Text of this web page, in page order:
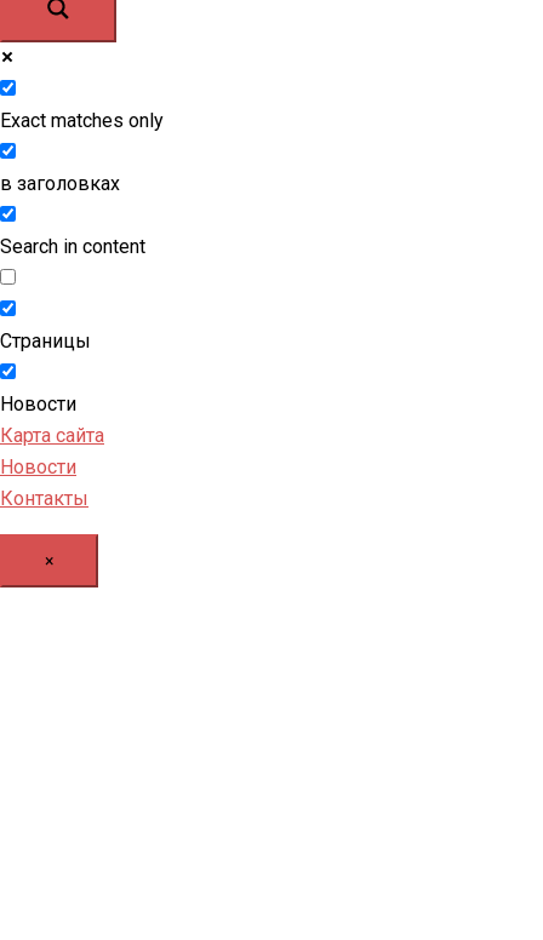
Exact matches only
в заголовках
Search in content
Страницы
Новости
Карта сайта
Новости
Контакты
×